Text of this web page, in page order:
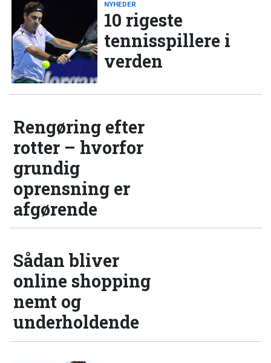
NYHEDER
10 rigeste
tennisspillere i
verden
Rengøring efter
rotter – hvorfor
grundig
oprensning er
afgørende
Sådan bliver
online shopping
nemt og
underholdende